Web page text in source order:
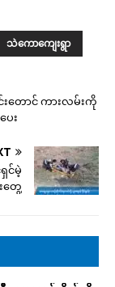
သဲကောကျေးရွာ
းတောင် ကားလမ်းကို
ေး
င်မဲ့
တွေ့